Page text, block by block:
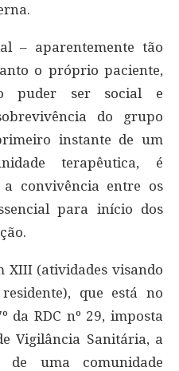
– aparentemente tão
o próprio paciente,
puder ser social e
do grupo
instante de um
terapêutica, é
convivência entre os
para início dos
XIII (atividades visando
que está no
da RDC nº 29, imposta
Vigilância Sanitária, a
de uma comunidade